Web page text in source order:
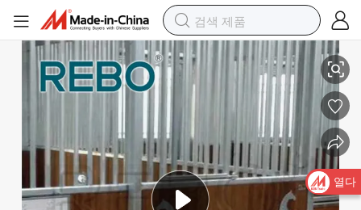
탄소화된 대나무 말 우리 판넬 제조업체
열다